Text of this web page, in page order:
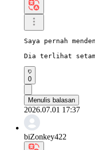
Saya pernah
Dia terlihat
0
Menulis balasan
2026.07.01 17:37
biZonkey422